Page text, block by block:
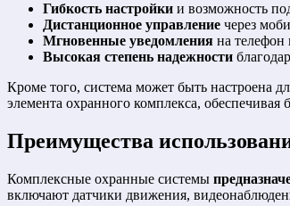
Гибкость настройки и возможность
Дистанционное управление через
Мгновенные уведомления на телефон
Высокая степень надежности
Кроме того, система может быть настроена
элемента охранного комплекса, обеспечивая
Преимущества
Комплексные охранные системы
включают датчики движения,